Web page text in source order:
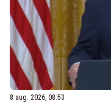
8 aug. 2026, 08:53